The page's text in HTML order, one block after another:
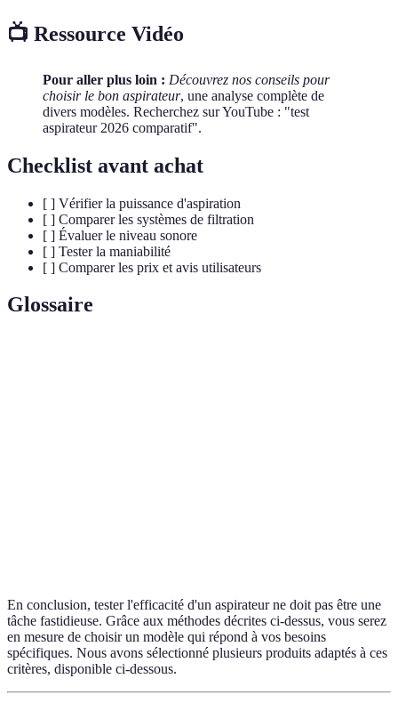
📺 Ressource Vidéo
Pour aller plus loin : Découvrez nos conseils pour
choisir le bon aspirateur, une analyse complète de
divers modèles. Recherchez sur YouTube : "test
aspirateur 2026 comparatif".
Checklist avant achat
[ ] Vérifier la puissance d'aspiration
[ ] Comparer les systèmes de filtration
[ ] Évaluer le niveau sonore
[ ] Tester la maniabilité
[ ] Comparer les prix et avis utilisateurs
Glossaire
En conclusion, tester l'efficacité d'un aspirateur ne doit pas être une
tâche fastidieuse. Grâce aux méthodes décrites ci-dessus, vous serez
en mesure de choisir un modèle qui répond à vos besoins
spécifiques. Nous avons sélectionné plusieurs produits adaptés à ces
critères, disponible ci-dessous.